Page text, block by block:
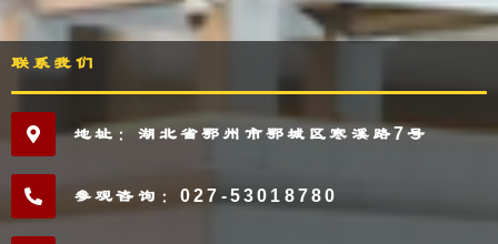
联系我们
地址：湖北省鄂州市鄂城区寒溪路7号
参观咨询：027-53018780